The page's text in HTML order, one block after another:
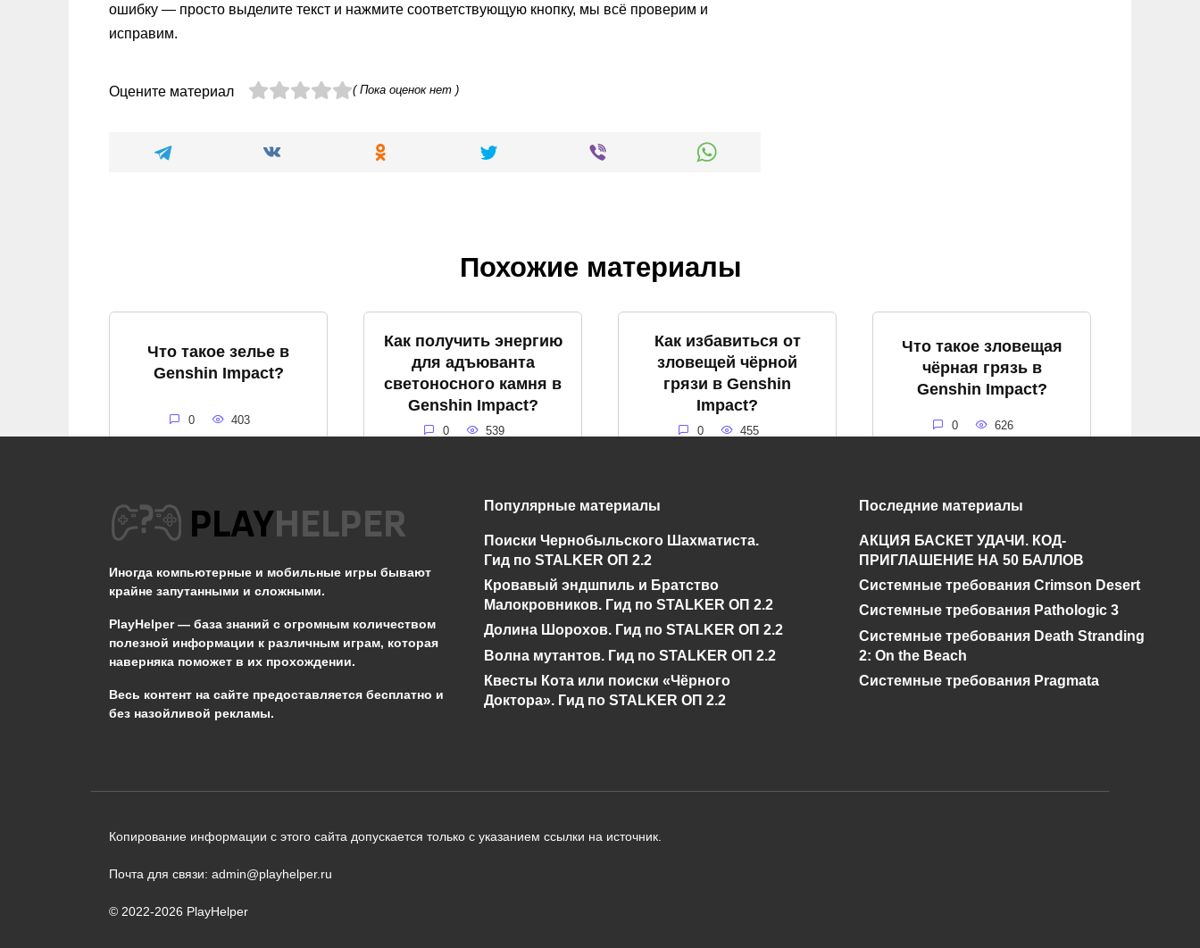
ошибку — просто выделите текст и нажмите соответствующую кнопку, мы всё проверим и
исправим.
Оцените материал ( Пока оценок нет )
Похожие материалы
Что такое зелье в
Genshin Impact?
0 403
Как получить энергию
для адъюванта
светоносного камня в
Genshin Impact?
0 539
Как избавиться от
зловещей чёрной
грязи в Genshin
Impact?
0 455
Что такое зловещая
чёрная грязь в
Genshin Impact?
0 626
Как спастись от
Genshin Impact?
0 654
Что такое громовое
бедствие в Genshin
Impact?
430
буря в Genshin
0
и где его найти в
Genshin Impact?
0 528
Иногда компьютерные и мобильные игры бывают
крайне запутанными и сложными.
PlayHelper — база знаний с огромным количеством
полезной информации к различным играм, которая
наверняка поможет в их прохождении.
Весь контент на сайте предоставляется бесплатно и
без назойливой рекламы.
Популярные материалы
Поиски Чернобыльского Шахматиста.
Гид по STALKER ОП 2.2
Кровавый эндшпиль и Братство
Малокровников. Гид по STALKER ОП 2.2
Долина Шорохов. Гид по STALKER ОП 2.2
Волна мутантов. Гид по STALKER ОП 2.2
Квесты Кота или поиски «Чёрного
Доктора». Гид по STALKER ОП 2.2
Последние материалы
АКЦИЯ БАСКЕТ УДАЧИ. КОД-
ПРИГЛАШЕНИЕ НА 50 БАЛЛОВ
Системные требования Crimson Desert
Системные требования Pathologic 3
Системные требования Death Stranding
2: On the Beach
Системные требования Pragmata
Копирование информации с этого сайта допускается только с указанием ссылки на источник.
Почта для связи: admin@playhelper.ru
© 2022-2026 PlayHelper
Сообщить об ошибке